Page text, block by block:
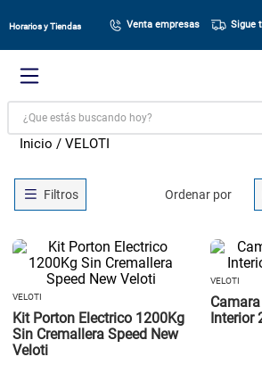
Horarios y Tiendas Venta empresas Sigue
¿Que estás buscando hoy?
VELOTI
Ordenar por
VELOTI
Kit Porton Electrico 1200Kg
Sin Cremallera Speed New
Veloti
VELOTI
Interior